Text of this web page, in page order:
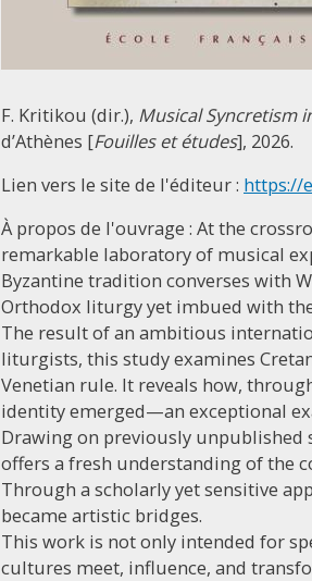
F. Kritikou (dir.), Musical Syncretism
d’Athènes [Fouilles et études], 2026.
Lien vers le site de l'éditeur : https://
À propos de l'ouvrage : At the
remarkable laboratory of musical
Byzantine tradition converses with
Orthodox liturgy yet imbued with
The result of an ambitious
liturgists, this study examines
Venetian rule. It reveals how,
identity emerged—an exceptional
Drawing on previously unpublished
offers a fresh understanding of the
Through a scholarly yet sensitive
became artistic bridges.
This work is not only intended for
cultures meet, influence, and